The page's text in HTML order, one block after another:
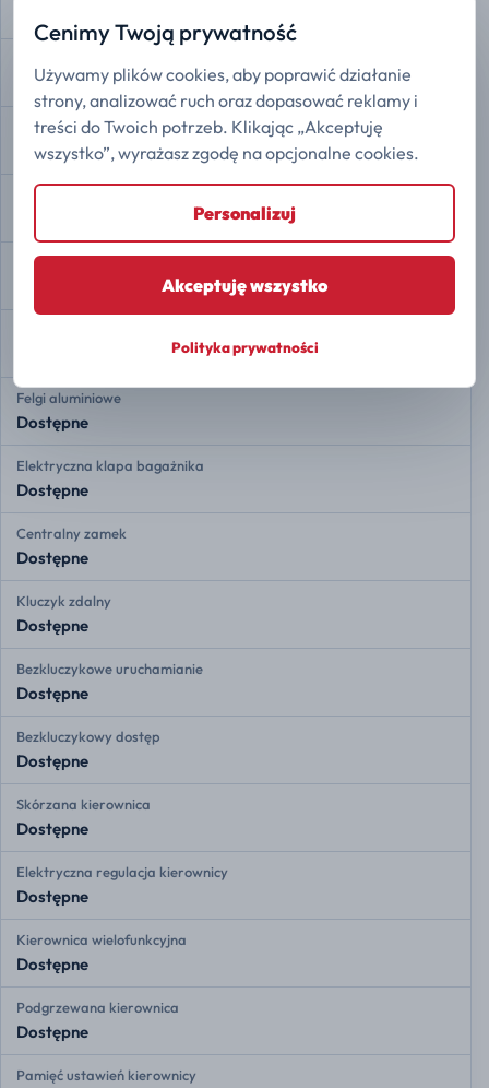
Dostępne
Asystent zjazdu ze wzniesienia
Dostępne
Automatyczne parkowanie
Auto Hold
Felgi aluminiowe
Dostępne
Elektryczna klapa bagażnika
Dostępne
Centralny zamek
Dostępne
Kluczyk zdalny
Dostępne
Bezkluczykowe uruchamianie
Dostępne
Bezkluczykowy dostęp
Dostępne
Skórzana kierownica
Dostępne
Elektryczna regulacja kierownicy
Dostępne
Kierownica wielofunkcyjna
Dostępne
Podgrzewana kierownica
Dostępne
Pamięć ustawień kierownicy
Cenimy Twoją prywatność
Używamy plików cookies, aby poprawić działanie
strony, analizować ruch oraz dopasować reklamy i
treści do Twoich potrzeb. Klikając „Akceptuję
wszystko”, wyrażasz zgodę na opcjonalne cookies.
Personalizuj
Akceptuję wszystko
Polityka prywatności